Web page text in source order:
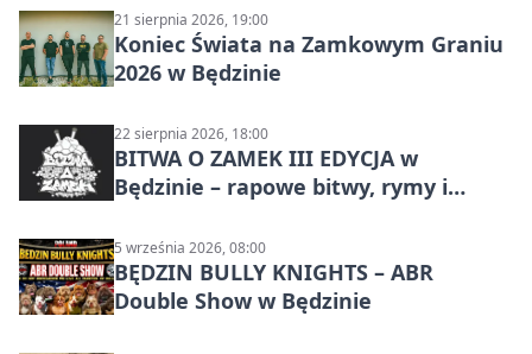
21 sierpnia 2026, 19:00
Koniec Świata na Zamkowym Graniu
2026 w Będzinie
22 sierpnia 2026, 18:00
BITWA O ZAMEK III EDYCJA w
Będzinie – rapowe bitwy, rymy i
5 września 2026, 08:00
BĘDZIN BULLY KNIGHTS – ABR
Double Show w Będzinie